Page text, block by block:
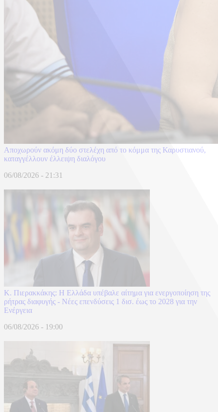
Αποχωρούν ακόμη δύο στελέχη από το κόμμα της Καρυστιανού,
καταγγέλλουν έλλειψη διαλόγου
06/08/2026 - 21:31
Κ. Πιερακκάκης: Η Ελλάδα υπέβαλε αίτημα για ενεργοποίηση της
ρήτρας διαφυγής - Νέες επενδύσεις 1 δισ. έως το 2028 για την
Ενέργεια
06/08/2026 - 19:00